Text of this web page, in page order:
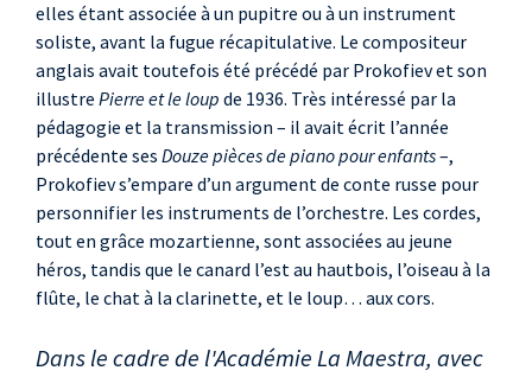
elles étant associée à un pupitre ou à un instrument
soliste, avant la fugue récapitulative. Le compositeur
anglais avait toutefois été précédé par Prokofiev et son
illustre Pierre et le loup de 1936. Très intéressé par la
pédagogie et la transmission – il avait écrit l’année
précédente ses Douze pièces de piano pour enfants–,
Prokofiev s’empare d’un argument de conte russe pour
personnifier les instruments de l’orchestre. Les cordes,
tout en grâce mozartienne, sont associées au jeune
héros, tandis que le canard l’est au hautbois, l’oiseau à la
flûte, le chat à la clarinette, et le loup… aux cors.
Dans le cadre de l'Académie La Maestra, avec